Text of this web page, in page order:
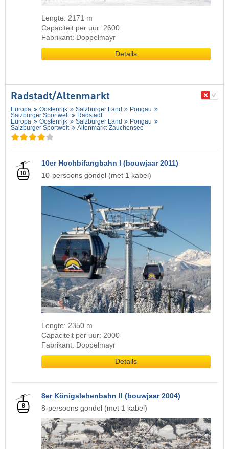
Lengte: 2171 m
Capaciteit per uur: 2600
Fabrikant: Doppelmayr
Details
Radstadt/​Altenmarkt
Europa Oostenrijk Salzburger Land
Pongau
Salzburger Sportwelt
Radstadt
Europa
Oostenrijk Salzburger Land
Pongau
Salzburger Sportwelt
Altenmarkt-Zauchensee
10er Hochbifangbahn I (bouwjaar 2011)
10-persoons gondel (met 1 kabel)
Lengte: 2350 m
Capaciteit per uur: 2000
Fabrikant: Doppelmayr
Details
8er Königslehenbahn II (bouwjaar 2004)
8-persoons gondel (met 1 kabel)